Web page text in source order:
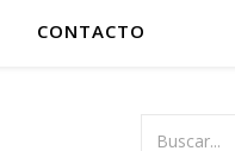
CONTACTO